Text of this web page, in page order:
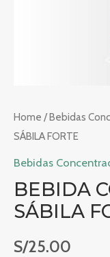
Home /Bebidas
SÁBILA FORTE
Bebidas
BEBIDA
SÁBILA
S/25.00